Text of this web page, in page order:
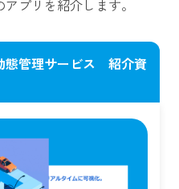
プリを紹介します。
態管理サービス 紹介資